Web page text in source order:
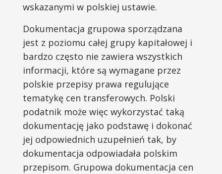
wskazanymi w polskiej ustawie.
Dokumentacja grupowa sporządzana
jest z poziomu całej grupy kapitałowej i
bardzo często nie zawiera wszystkich
informacji, które są wymagane przez
polskie przepisy prawa regulujące
tematykę cen transferowych. Polski
podatnik może więc wykorzystać taką
dokumentację jako podstawę i dokonać
jej odpowiednich uzupełnień tak, by
dokumentacja odpowiadała polskim
przepisom. Grupowa dokumentacja cen